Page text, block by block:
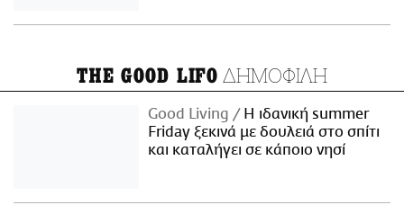
THE GOOD LIFO ΔΗΜΟΦΙΛΗ
Good Living
Η ιδανική summer
Friday ξεκινά με δουλειά στο σπίτι
και καταλήγει σε κάποιο νησί